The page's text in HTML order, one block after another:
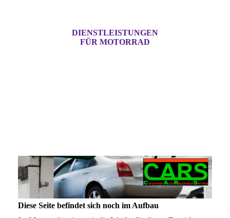
DIENSTLEISTUNGEN
FÜR MOTORRAD
Diese Seite befindet sich noch im Aufbau